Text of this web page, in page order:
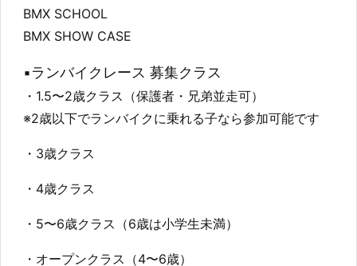
BMX SCHOOL
BMX SHOW CASE
▪️ランバイクレース 募集クラス
・1.5〜2歳クラス（保護者・兄弟並走可）
※2歳以下でランバイクに乗れる子なら参加可能です
・3歳クラス
・4歳クラス
・5〜6歳クラス（6歳は小学生未満）
・オープンクラス（4〜6歳）